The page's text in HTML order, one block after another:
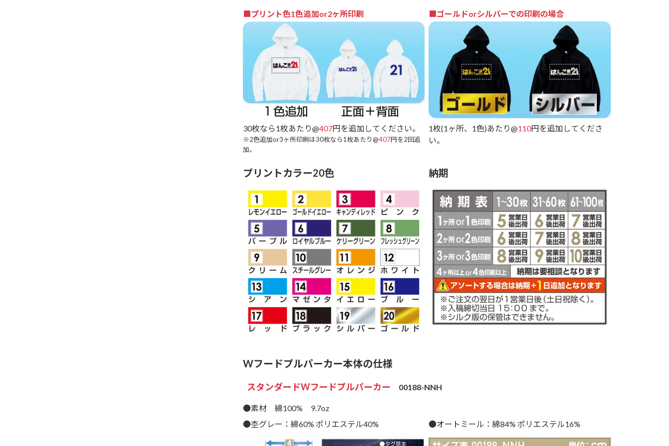
■プリント色1色追加or2ヶ所印刷
30枚なら1枚あたり@407円を追加してください。
※2色追加or3ヶ所印刷は30枚なら1枚あたり@407円を2回追
加。
■ゴールドorシルバーでの印刷の場合
1枚(1ヶ所、1色)あたり@110円を追加してくださ
い。
プリントカラー20色 納期
Wフードプルパーカー本体の仕様
スタンダードWフードプルパーカー 00188-NNH
●素材 綿100% 9.7oz
●杢グレー：綿60% ポリエステル40%
●オートミール：綿84% ポリエステル16%